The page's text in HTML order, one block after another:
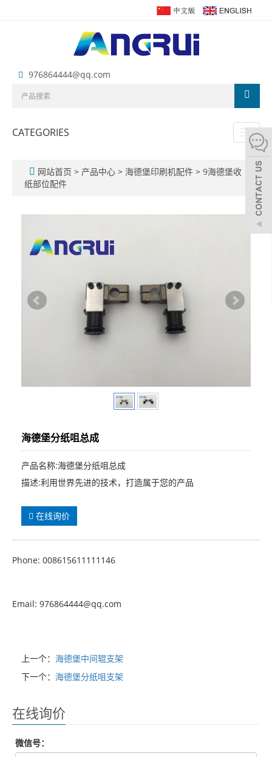
976864444@qq.com
Toggle
CATEGORIES
网站首页 > 产品中心 > 海德堡印刷机配件 > 9海德堡收
纸部位配件
海德堡分纸咀总成
产品名称:海德堡分纸咀总成
描述:利用世界先进的技术，打造属于您的产品
在线询价
Phone: 008615611111146
Email: 976864444@qq.com
上一个： 海德堡中间辊支架
下一个： 海德堡分纸咀支架
在线询价
微信号：